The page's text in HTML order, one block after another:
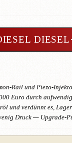
DIESEL
Rail und Piezo-
Euro durch
und verdünnt es,
Druck — Upgrade-